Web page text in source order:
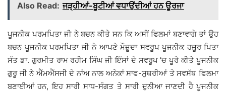
Also Read: ਜੜ੍ਹੀਆਂ-ਬੂਟੀਆਂ ਵਧਾਉਂਦੀਆਂ ਹਨ ਊਰਜਾ
ਪੂਜਨੀਕ ਪਰਮਪਿਤਾ ਜੀ ਨੇ ਬਚਨ ਕੀਤੇ ਸਨ ਕਿ ਅਸੀਂ ਫਿਲਮਾਂ ਬਣਾਵਾਗੇ ਤਾਂ ਉਹ
ਬਚਨ ਪੂਜਨੀਕ ਪਰਮਪਿਤਾ ਜੀ ਨੇ ਆਪਣੇ ਮੌਜ਼ੂਦਾ ਸਵਰੂਪ ਪੂਜਨੀਕ ਹਜ਼ੂਰ ਪਿਤਾ
ਸੰਤ ਡਾ. ਗੁਰਮੀਤ ਰਾਮ ਰਹੀਮ ਸਿੰਘ ਜੀ ਇੰਸਾਂ ਦੇ ਸਵਰੂਪ ’ਚ ਪੂਰੇ ਕੀਤੇ ਪੂਜਨੀਕ
ਗੁਰੂ ਜੀ ਨੇ ਐੱਮਐੱਸਜੀ ਦੇ ਨਾਂਅ ਨਾਲ ਅਨੇਕਾਂ ਸਾਫ-ਸੁਥਰੀਆਂ ਤੇ ਸਵਸੱਥ ਫਿਲਮਾ
ਬਣਾਈਆਂ ਹਨ, ਇਹ ਸਾਰੀ ਸਾਧ-ਸੰਗਤ ਤੇ ਸਾਰੀ ਦੁਨੀਆ ਜਾਣਦੀ ਹੈ ਪੂਜਨੀਕ